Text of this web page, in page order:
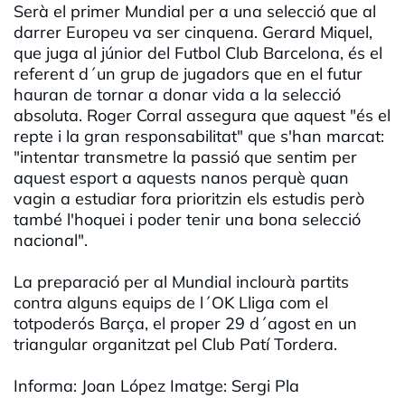
Serà el primer Mundial per a una selecció que al
darrer Europeu va ser cinquena. Gerard Miquel,
que juga al júnior del Futbol Club Barcelona, és el
referent d´un grup de jugadors que en el futur
hauran de tornar a donar vida a la selecció
absoluta. Roger Corral assegura que aquest "és el
repte i la gran responsabilitat" que s'han marcat:
"intentar transmetre la passió que sentim per
aquest esport a aquests nanos perquè quan
vagin a estudiar fora prioritzin els estudis però
també l'hoquei i poder tenir una bona selecció
nacional".
La preparació per al Mundial inclourà partits
contra alguns equips de l´OK Lliga com el
totpoderós Barça, el proper 29 d´agost en un
triangular organitzat pel Club Patí Tordera.
Informa: Joan López Imatge: Sergi Pla